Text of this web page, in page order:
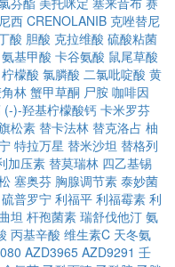
西 CRENOLANIB 克唑替尼
酸 胆酸 克拉维酸 硫酸粘菌
氨基甲酸 卡谷氨酸 鼠尾草酸
柠檬酸 氯膦酸 二氯吡啶酸 黄
林 蟹甲草酮 尸胺 咖啡因
(-)-羟基柠檬酸钙 卡米罗芬
松素 替卡法林 替克洛占 柚
特拉万星 替米沙坦 替格列
加压素 替莫瑞林 四乙基锡
塞奥芬 胸腺调节素 泰妙菌
硫普罗宁 利福平 利福霉素 利
坦 杆孢菌素 瑞舒伐他汀 氨
丙基辛酸 维生素C 天冬氨
AZD3965 AZD9291 壬